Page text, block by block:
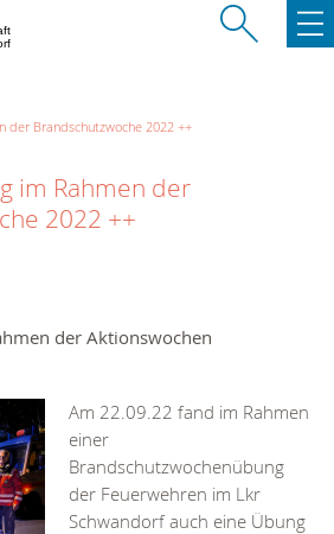
der Brandschutzwoche 2022 ++
im Rahmen der
2022 ++
der Aktionswochen
Am 22.09.22 fand im Rahmen
einer
Brandschutzwochenübung
der Feuerwehren im Lkr
Schwandorf auch eine Übung